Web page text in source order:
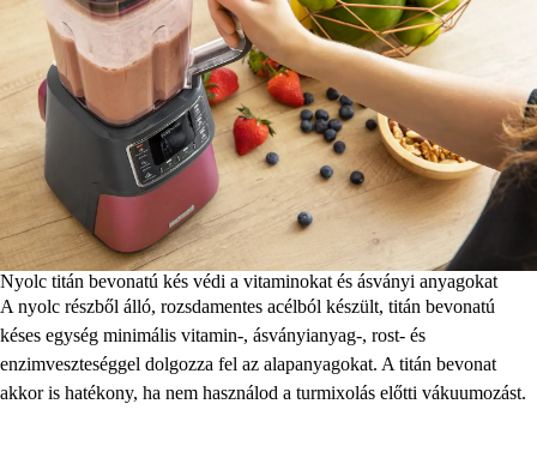
Nyolc titán bevonatú kés védi a vitaminokat és ásványi anyagokat
A nyolc részből álló, rozsdamentes acélból készült, titán bevonatú
késes egység minimális vitamin-, ásványianyag-, rost- és
enzimveszteséggel dolgozza fel az alapanyagokat. A titán bevonat
akkor is hatékony, ha nem használod a turmixolás előtti vákuumozást.